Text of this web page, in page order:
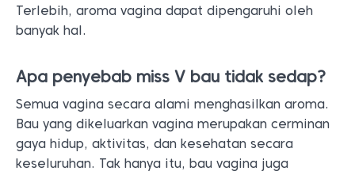
Terlebih, aroma vagina dapat dipengaruhi oleh
banyak hal.
Apa penyebab miss V bau tidak sedap?
Semua vagina secara alami menghasilkan aroma.
Bau yang dikeluarkan vagina merupakan cerminan
gaya hidup, aktivitas, dan kesehatan secara
keseluruhan. Tak hanya itu, bau vagina juga